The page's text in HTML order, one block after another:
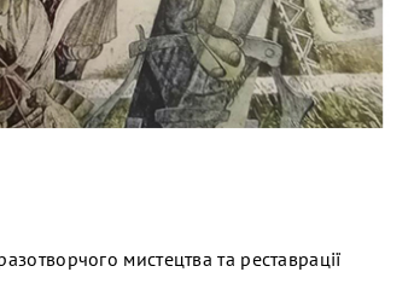
мистецтва та реставрації